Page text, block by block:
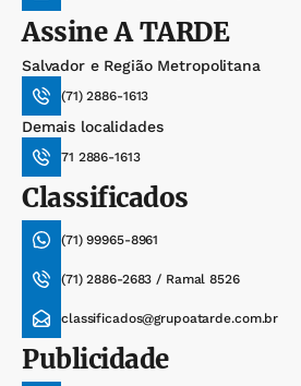
AssineA TARDE
Salvador e Região Metropolitana
(71) 2886-1613
Demais localidades
71 2886-1613
Classificados
(71) 99965-8961
(71) 2886-2683 / Ramal 8526
classificados@grupoatarde.com.br
Publicidade